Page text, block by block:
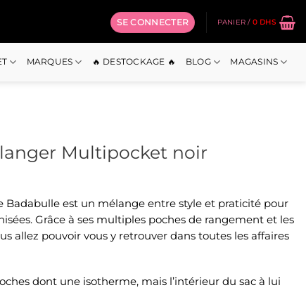
SE CONNECTER PANIER / 0 DHS
MARQUES 🔥 DESTOCKAGE 🔥 BLOG MAGASINS
Multipocket noir
Badabulle est un mélange entre style et praticité pour
Grâce à ses multiples poches de rangement et les
allez pouvoir vous y retrouver dans toutes les affaires
dont une isotherme, mais l’intérieur du sac à lui